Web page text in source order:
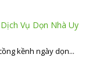
Vụ Dọn Nhà Uy
kềnh ngày dọn...